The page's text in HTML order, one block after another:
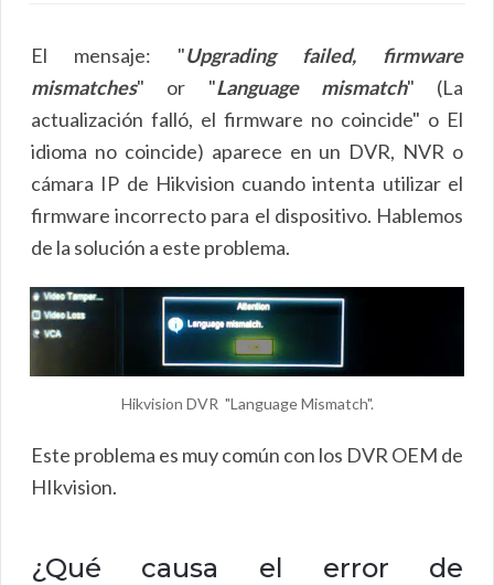
El mensaje: "Upgrading failed, firmware
mismatches" or "Language mismatch" (La
actualización falló, el firmware no coincide" o El
idioma no coincide) aparece en un DVR, NVR o
cámara IP de Hikvision cuando intenta utilizar el
firmware incorrecto para el dispositivo. Hablemos
de la solución a este problema.
Hikvision DVR "Language Mismatch".
Este problema es muy común con los DVR OEM de
HIkvision.
¿Qué causa el error de